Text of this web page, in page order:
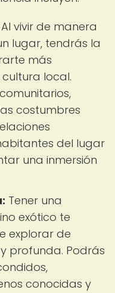
Al vivir de manera
lugar, tendrás la
más
local.
costumbres
del lugar
una inmersión
Tener una
exótico te
explorar de
profunda. Podrás
conocidas y